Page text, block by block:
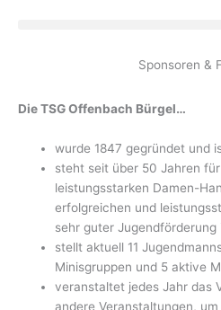
Sponsoren &
Die TSG Offenbach Bürgel…
wurde 1847 gegründet und
steht seit über 50 Jahren
leistungsstarken Damen-
erfolgreichen und
sehr guter Jugendförderung
stellt aktuell 11
Minisgruppen und 5 aktive
veranstaltet jedes Jahr das
andere Veranstaltungen,